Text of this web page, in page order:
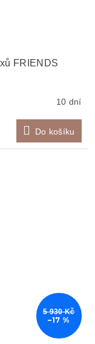
FRIENDS
10 dní
Do košíku
5 930 Kč
–17 %